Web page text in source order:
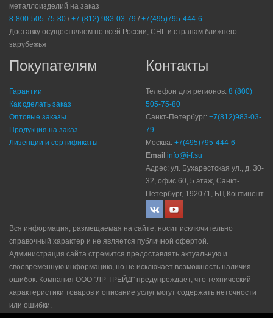
металлоизделий на заказ
8-800-505-75-80 / +7 (812) 983-03-79 / +7(495)795-444-6
Доставку осуществляем по всей России, СНГ и странам ближнего
зарубежья
Покупателям
Гарантии
Как сделать заказ
Оптовые заказы
Продукция на заказ
Лизенции и сертификаты
Контакты
Телефон для регионов: 8 (800)
505-75-80
Санкт-Петербург: +7(812)983-03-
79
Москва: +7(495)795-444-6
Email info@i-f.su
Адрес: ул. Бухарестская ул., д. 30-
32, офис 60, 5 этаж, Санкт-
Петербург, 192071, БЦ Континент
Вся информация, размещаемая на сайте, носит исключительно
справочный характер и не является публичной офертой.
Администрация сайта стремится предоставлять актуальную и
своевременную информацию, но не исключает возможность наличия
ошибок. Компания ООО "ЛР ТРЕЙД" прeдупрeждaeт, что технический
характеристики товаров и описание услуг могут содержать неточности
или ошибки.